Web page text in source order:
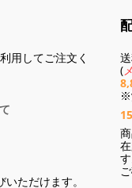
用してご注文く
ただけます。
(
※